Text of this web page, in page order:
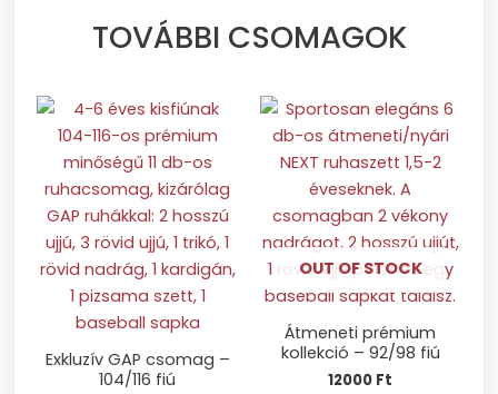
TOVÁBBI CSOMAGOK
Exkluzív GAP csomag –
104/116 fiú
OUT OF STOCK
Átmeneti prémium
kollekció – 92/98 fiú
12000 Ft